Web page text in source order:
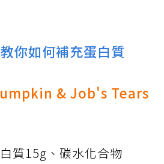
你如何補充蛋白質
& Job's Tears
質15g、碳水化合物